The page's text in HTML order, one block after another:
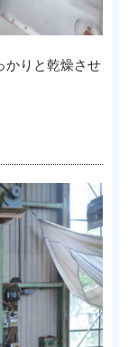
かりと乾燥させ